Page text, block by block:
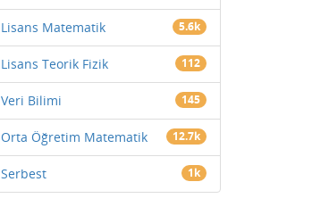
Lisans Matematik 5.6k
Lisans Teorik Fizik 112
Veri Bilimi 145
Orta Öğretim Matematik 12.7k
Serbest 1k